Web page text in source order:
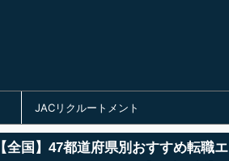
JACリクルートメント
【全国】47都道府県別おすすめ転職エ